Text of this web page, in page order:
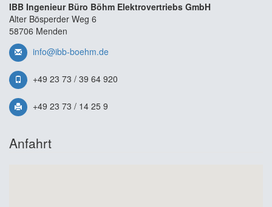
IBB Ingenieur Büro Böhm Elektrovertriebs GmbH
Alter Bösperder Weg 6
58706 Menden
info@ibb-boehm.de
+49 23 73 / 39 64 920
+49 23 73 / 14 25 9
Anfahrt